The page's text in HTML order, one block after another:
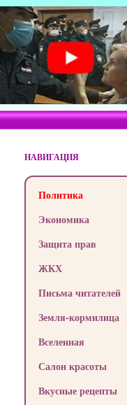
НАВИГАЦИЯ
Политика
Экономика
Защита прав
ЖКХ
Письма читателей
Земля-кормилица
Вселенная
Салон красоты
Вкусные рецепты